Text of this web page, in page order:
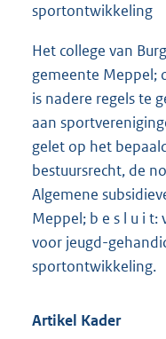
sportontwikkeling
Het college van
gemeente Meppel;
is nadere regels te
aan
gelet op het
bestuursrecht, de
Algemene
Meppel; b e s l u i t:
voor jeugd-
sportontwikkeling.
Artikel Kader